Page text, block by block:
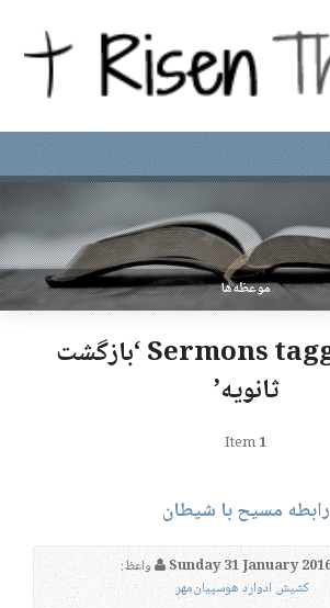
موعظه‌ها
Sermons tagged with ‘بازگشت
ثانویه’
1
رابطه مسیح با شیطان
واعظ:
کشیش ادوارد هوسپیان‌مهر